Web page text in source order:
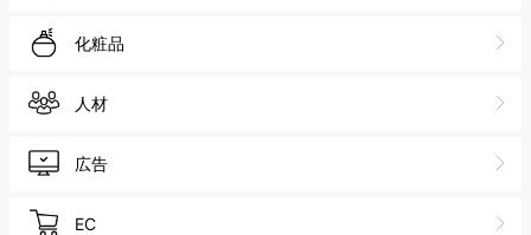
化粧品
人材
広告
EC